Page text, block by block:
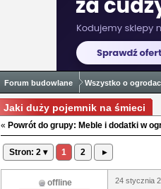
Forum budowlane Wszystko o
Jaki duży pojemnik na śmieci
« Powrót do grupy: Meble i dodatki w
Stron: 2 ▾ 1 2 ▸
offline 24 stycznia